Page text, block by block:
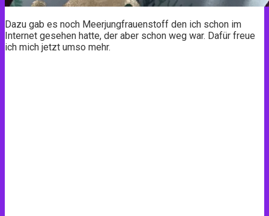
Dazu gab es noch Meerjungfrauenstoff den ich schon im
Internet gesehen hatte, der aber schon weg war. Dafür freue
ich mich jetzt umso mehr.